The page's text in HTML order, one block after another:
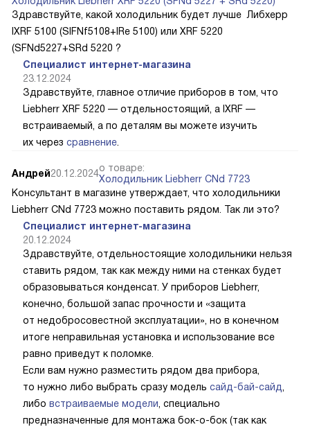
Здравствуйте, какой холодильник будет лучше Либхерр
IXRF 5100 (SIFNf5108+IRe 5100) или XRF 5220
(SFNd5227+SRd 5220 ?
Специалист интернет-магазина
23.12.2024
Здравствуйте, главное отличие приборов в том, что
Liebherr XRF 5220 — отдельностоящий, а IXRF —
встраиваемый, а по деталям вы можете изучить
их через сравнение.
Андрей20.12.2024о товаре:
Холодильник Liebherr CNd 7723
Консультант в магазине утверждает, что холодильники
Liebherr CNd 7723 можно поставить рядом. Так ли это?
Специалист интернет-магазина
20.12.2024
Здравствуйте, отдельностоящие холодильники нельзя
ставить рядом, так как между ними на стенках будет
образовываться конденсат. У приборов Liebherr,
конечно, большой запас прочности и «защита
от недобросовестной эксплуатации», но в конечном
итоге неправильная установка и использование все
равно приведут к поломке.
Если вам нужно разместить рядом два прибора,
то нужно либо выбрать сразу модель сайд-бай-сайд,
либо встраиваемые модели, специально
предназначенные для монтажа бок-о-бок (так как